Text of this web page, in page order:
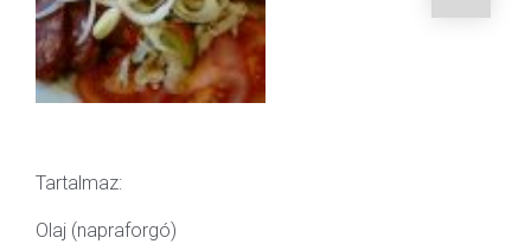
Tartalmaz:
Olaj (napraforgó)